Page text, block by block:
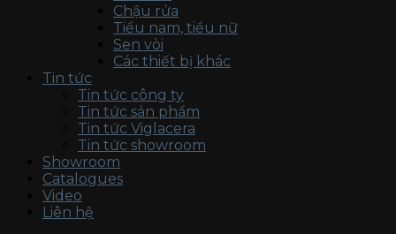
Chậu rửa
Tiểu nam, tiểu nữ
Sen vòi
Các thiết bị khác
Tin tức
Tin tức công ty
Tin tức sản phẩm
Tin tức Viglacera
Tin tức showroom
Showroom
Catalogues
Video
Liên hệ